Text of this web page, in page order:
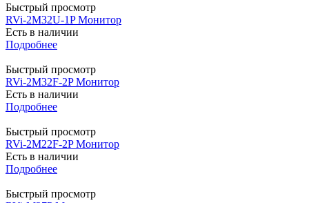
Быстрый просмотр
RVi-2M32U-1P Монитор
Есть в наличии
Подробнее
Быстрый просмотр
RVi-2M32F-2P Монитор
Есть в наличии
Подробнее
Быстрый просмотр
RVi-2M22F-2P Монитор
Есть в наличии
Подробнее
Быстрый просмотр